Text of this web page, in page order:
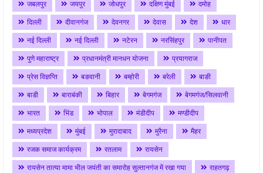
जबलपुर
जयपुर जोधपुर दक्षिण मुंबई
दमोह
दिल्ली
दीवानगंज देवनगर देवास देश
धार
नई दिल्ली
नई दिल्ली नटेरन नरसिंहपुर
पानीपत
पुणे महाराष्ट्र
प्रधानमंत्री मानधन योजना
प्रयागराज
प्रेस विज्ञप्ति
बङवानी बम्होरी बरेली
बाङी
बाडी
बाराबंकी बिहार बेगमगंज
बेगमगंज/सिलवानी
भारत
भिंड भोपाल मंडीदीप
मण्डीदीप
मध्यप्रदेश
मुंबई मुरादाबाद मुरैना
मैहर
रजक समाज कार्यक्रम
रतलाम
रायसेन
रायसेन तात्या मामा भील जयंती का समारोह सुल्तानगंज में रखा गया
राहतगढ़